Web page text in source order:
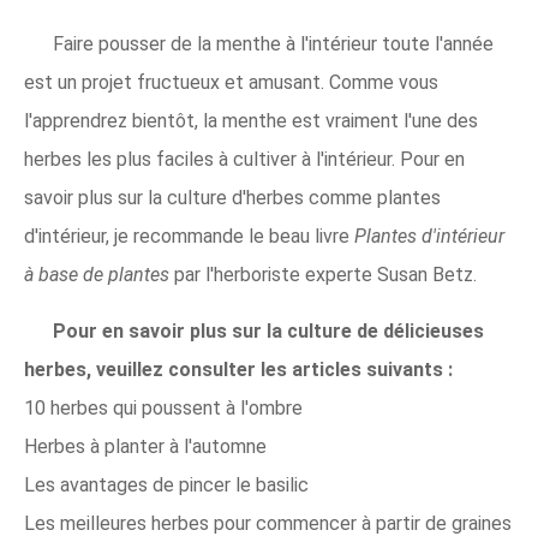
Faire pousser de la menthe à l'intérieur toute l'année
est un projet fructueux et amusant. Comme vous
l'apprendrez bientôt, la menthe est vraiment l'une des
herbes les plus faciles à cultiver à l'intérieur. Pour en
savoir plus sur la culture d'herbes comme plantes
d'intérieur, je recommande le beau livre Plantes d'intérieur
à base de plantes par l'herboriste experte Susan Betz.
Pour en savoir plus sur la culture de délicieuses
herbes, veuillez consulter les articles suivants :
10 herbes qui poussent à l'ombre
Herbes à planter à l'automne
Les avantages de pincer le basilic
Les meilleures herbes pour commencer à partir de graines